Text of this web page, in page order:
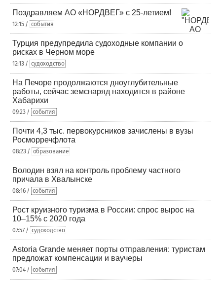
Поздравляем АО «НОРДВЕГ» с 25-летием!
12:15 / события
Турция предупредила судоходные компании о
рисках в Черном море
12:13 / судоходство
На Печоре продолжаются дноуглубительные
работы, сейчас земснаряд находится в районе
Хабарихи
09:23 / события
Почти 4,3 тыс. первокурсников зачислены в вузы
Росморречфлота
08:23 / образование
Володин взял на контроль проблему частного
причала в Хвалынске
08:16 / события
Рост круизного туризма в России: спрос вырос на
10–15% с 2020 года
07:57 / судоходство
Astoria Grande меняет порты отправления: туристам
предложат компенсации и ваучеры
07:04 / события